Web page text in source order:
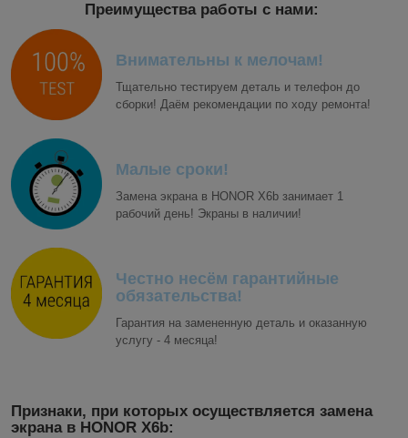
Преимущества работы с нами:
Внимательны к мелочам!
Тщательно тестируем деталь и телефон до
сборки! Даём рекомендации по ходу ремонта!
Малые сроки!
Замена экрана в HONOR X6b занимает 1
рабочий день! Экраны в наличии!
Честно несём гарантийные
обязательства!
Гарантия на замененную деталь и оказанную
услугу - 4 месяца!
Признаки, при которых осуществляется замена
экрана в HONOR X6b: